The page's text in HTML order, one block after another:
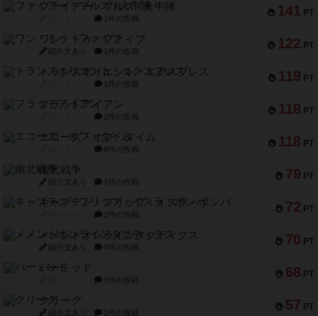
141 PT
ファイアー・ブルズ / 火牛陣
1件の投稿
122 PT
ワン・トゥ・ファイブ
紹介文あり 1件の投稿
119 PT
トランスオリエント・エクスプレス
1件の投稿
118 PT
フラットアイアン
2件の投稿
118 PT
エコーズ・オブ・タイム
8件の投稿
79 PT
南北戦争
紹介文あり 1件の投稿
72 PT
キャプテン・フリップ：イスラ・ボンバ
2件の投稿
70 PT
メメントオンラインタクティクス
紹介文あり 4件の投稿
68 PT
パーミッド
1件の投稿
57 PT
クリーグ
紹介文あり 1件の投稿